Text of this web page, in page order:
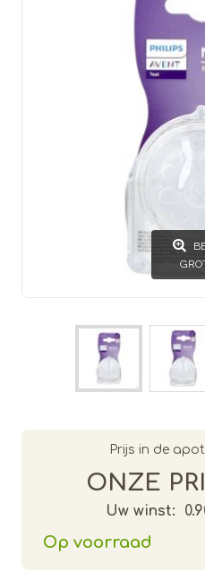
Prijs in de
ONZE
Uw winst:
Op voorraad